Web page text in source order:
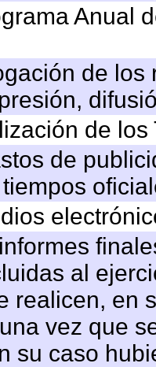
Anual
de
de
de
al
realicen, en
vez que
su caso